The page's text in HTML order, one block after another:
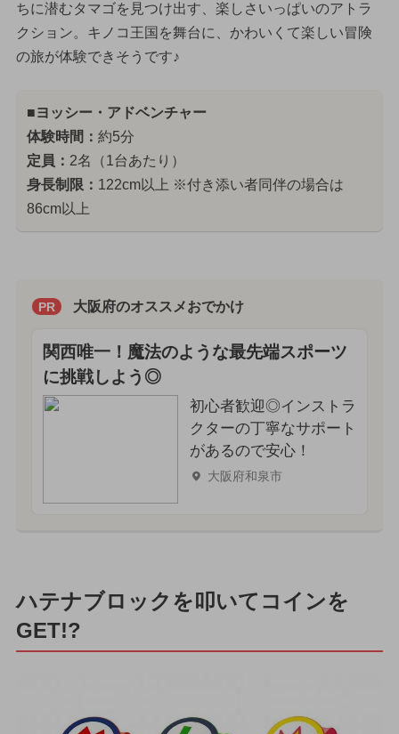
ちに潜むタマゴを見つけ出す、楽しさいっぱいのアトラ
クション。キノコ王国を舞台に、かわいくて楽しい冒険
の旅が体験できそうです♪
■ヨッシー・アドベンチャー
体験時間： 約5分
定員： 2名（1台あたり）
身長制限： 122cm以上 ※付き添い者同伴の場合は
86cm以上
PR 大阪府のオススメおでかけ
関西唯一！魔法のような最先端スポーツ
に挑戦しよう◎
初心者歓迎◎インストラ
クターの丁寧なサポート
があるので安心！
大阪府和泉市
ハテナブロックを叩いてコインを
GET!?